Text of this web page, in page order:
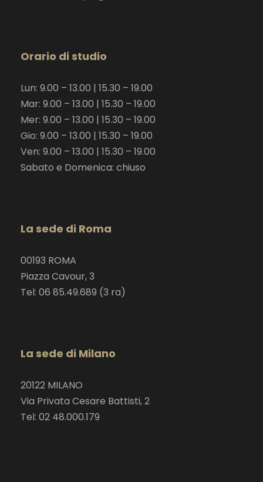
Orario di studio
Lun: 9.00 – 13.00 | 15.30 – 19.00
Mar: 9.00 – 13.00 | 15.30 – 19.00
Mer: 9.00 – 13.00 | 15.30 – 19.00
Gio: 9.00 – 13.00 | 15.30 – 19.00
Ven: 9.00 – 13.00 | 15.30 – 19.00
Sabato e Domenica: chiuso
La sede di Roma
00193 ROMA
Piazza Cavour, 3
Tel: 06 85.49.689 (3 ra)
La sede di Milano
20122 MILANO
Via Privata Cesare Battisti, 2
Tel: 02 48.000.179